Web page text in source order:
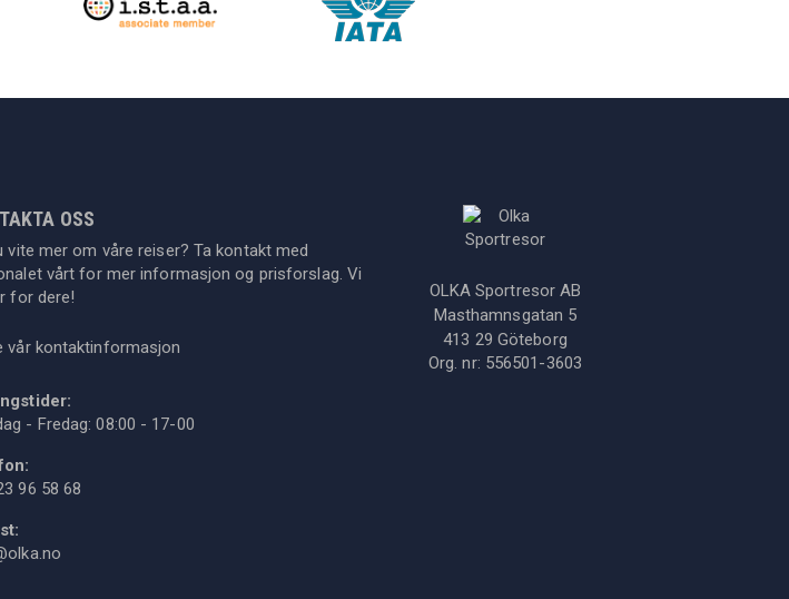
OSS
vite mer om våre reiser? Ta kontakt med
vårt for mer informasjon og prisforslag. Vi
for dere!
vår kontaktinformasjon
- Fredag: 08:00 - 17-00
96 58 68
OLKA Sportresor AB
Masthamnsgatan 5
413 29 Göteborg
Org. nr: 556501-3603